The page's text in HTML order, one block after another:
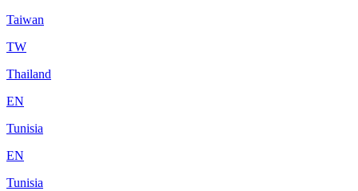
Taiwan
TW
Thailand
EN
Tunisia
EN
Tunisia